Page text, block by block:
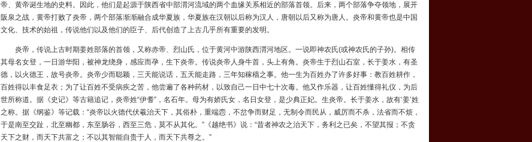
帝、黄帝诞生地的史料。因此，他们是起源于陕西省中部渭河流域的两个血缘关系相近的部落首领。后来，两个部落争夺领地，展开
阪泉之战 ，黄帝打败了炎帝，两个部落渐渐融合成华夏族 ，华夏族在汉朝 以后称为汉人 ， 唐朝 以后又称为唐人 。炎帝和黄帝也是中国
文化、技术的始祖，传说他们以及他们的臣子、后代创造了上古几乎所有重要的发明。
炎帝，传说上古时期姜姓部落的首领，又称赤帝、烈山氏，位于黄河中游陕西渭河地区。一说即神农氏(或神农氏的子孙)。相传
其母名女登，一日游华阳，被神龙绕身，感应而孕，生下炎帝。传说炎帝人身牛首，头上有角。炎帝生于烈山石室，长于姜水，有圣
德，以火德王，故号炎帝。炎帝少而聪颖，三天能说话，五天能走路，三年知稼穑之事。他一生为百姓办了许多好事：教百姓耕作，
百姓得以丰食足衣；为了让百姓不受病疾之苦，他尝遍了各种药材，以致自己一日中七十次毒。他又作乐器，让百姓懂得礼仪，为后
世所称道。据《史记》等古籍追记，炎帝姓“伊耆”，名石年。母为有娇氏女，名日女登，是少典正妃。生炎帝。长于姜水，故有‘姜’姓
之称。据《纲鉴》等记载：“炎帝以火德代伏羲治天下，其俗朴，重端悫，不岔争而财足，无制令而民从，威厉而不杀，法省而不烦，
于是南至交趾，北至幽都，东至肠谷，西至三危，莫不从其化。”《越绝书》说：“昔者神农之治天下，务利之已矣，不望其报；不贪
天下之财，而天下共富之；不以其智能自贵于人，而天下共尊之。”